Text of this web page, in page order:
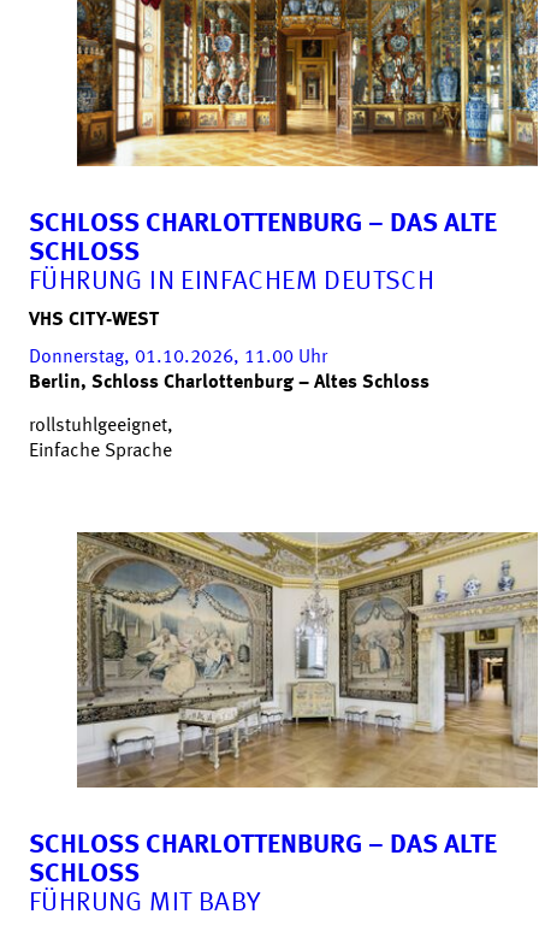
SCHLOSS CHARLOTTENBURG – DAS ALTE
SCHLOSS
FÜHRUNG IN EINFACHEM DEUTSCH
VHS CITY-WEST
Donnerstag, 01.10.2026, 11.00 Uhr
Berlin, Schloss Charlottenburg – Altes Schloss
rollstuhlgeeignet,
Einfache Sprache
SCHLOSS CHARLOTTENBURG – DAS ALTE
SCHLOSS
FÜHRUNG MIT BABY